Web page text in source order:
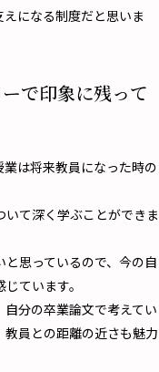
になる制度だと思いま
で印象に残って
は将来教員になった時の
て深く学ぶことができま
思っているので、今の自
ています。
分の卒業論文で考えてい
員との距離の近さも魅力